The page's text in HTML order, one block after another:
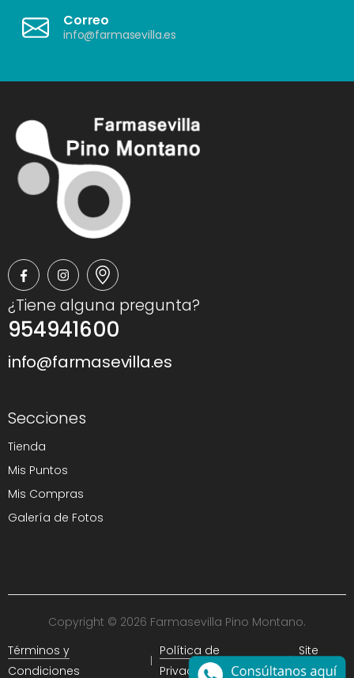
Correo
info@farmasevilla.es
¿Tiene alguna pregunta?
954941600
info@farmasevilla.es
Secciones
Tienda
Mis Puntos
Mis Compras
Galería de Fotos
Copyright © 2026 Farmasevilla Pino Montano.
Términos y
Condiciones
Política de
Privacidad
Site
Map